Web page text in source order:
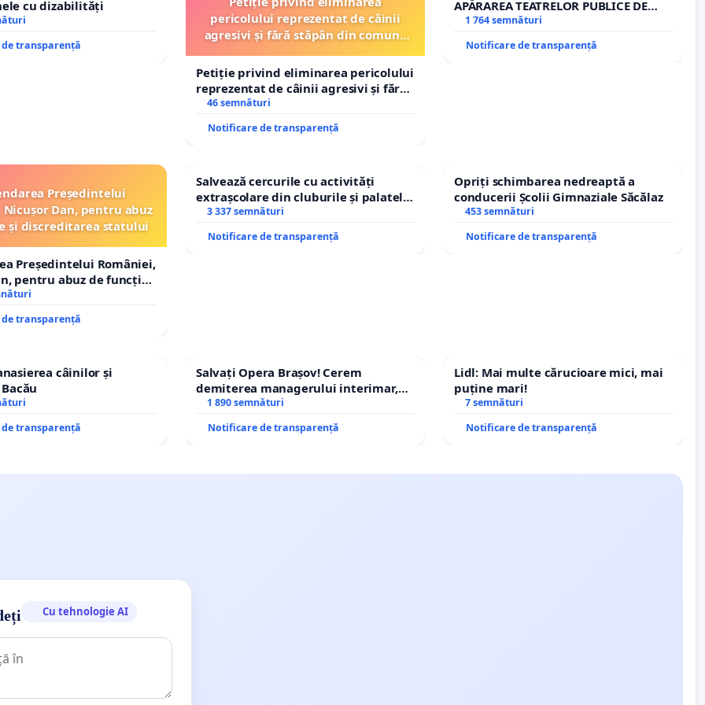
cu dizabilități
transparență
pericolului reprezentat de câinii
agresivi și fără stăpân din comuna
Petiție privind eliminarea pericolului
reprezentat de câinii agresivi și fără
stăpân din comuna Tunari
46 semnături
Notificare de transparență
APĂRAREA TEATRELOR PUBLICE DE
REPERTORIU DIN ROMÂNIA
1 764 semnături
Notificare de transparență
Președintelui
Nicușor Dan, pentru abuz
și discreditarea statului
Președintelui României,
pentru abuz de funcție
statului
transparență
Salvează cercurile cu activități
extrașcolare din cluburile și palatele
copiilor
3 337 semnături
Notificare de transparență
Opriți schimbarea nedreaptă a
conducerii Școlii Gimnaziale Săcălaz
453 semnături
Notificare de transparență
câinilor și
transparență
Salvați Opera Brașov! Cerem
demiterea managerului interimar,
Petrean Lucian-Marius!
1 890 semnături
Notificare de transparență
Lidl: Mai multe cărucioare mici, mai
puține mari!
7 semnături
Notificare de transparență
Cu tehnologie AI